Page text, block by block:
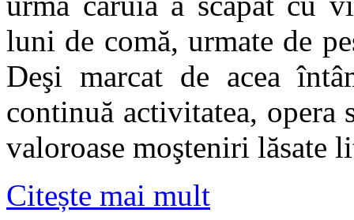
luni de comă, urmate de
Deşi marcat de acea
continuă activitatea, opera
valoroase moşteniri lăsate
Citește mai mult